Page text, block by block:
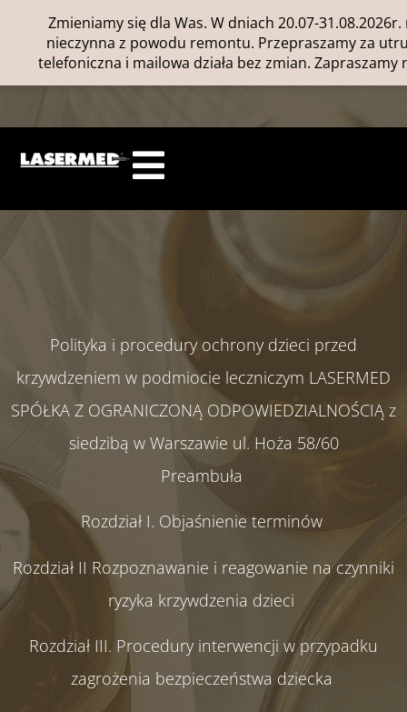
Zmieniamy się dla Was. W dniach 20.07-
nieczynna z powodu remontu. Przepraszamy za
telefoniczna i mailowa działa bez zmian.
Polityka i procedury ochrony dzieci przed
krzywdzeniem w podmiocie leczniczym LASERMED
SPÓŁKA Z OGRANICZONĄ ODPOWIEDZIALNOŚCIĄ z
siedzibą w Warszawie ul. Hoża 58/60
Preambuła
Rozdział I. Objaśnienie terminów
Rozdział II Rozpoznawanie i reagowanie na czynniki
ryzyka krzywdzenia dzieci
Rozdział III. Procedury interwencji w przypadku
zagrożenia bezpieczeństwa dziecka